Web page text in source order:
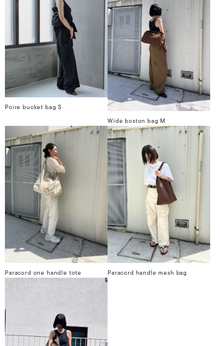
Poire bucket bag S
Wide boston bag M
Paracord one handle tote Paracord handle mesh bag